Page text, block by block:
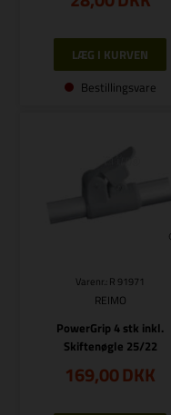
Bestillingsvare
Varenr.: R 91971
REIMO
PowerGrip 4 stk inkl.
Skiftenøgle 25/22
169,00DKK